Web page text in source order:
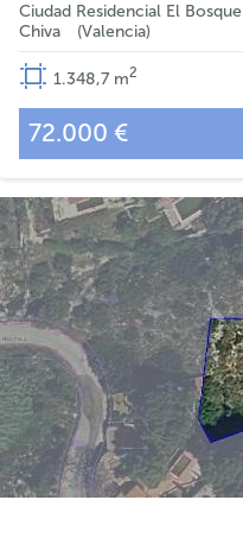
Ciudad Residencial El Bosque
Chiva
Valencia
1.348,7 m2
72.000 €